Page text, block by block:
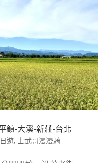
鎮-大溪-新莊-台北
遊, 士武哥漫漫騎